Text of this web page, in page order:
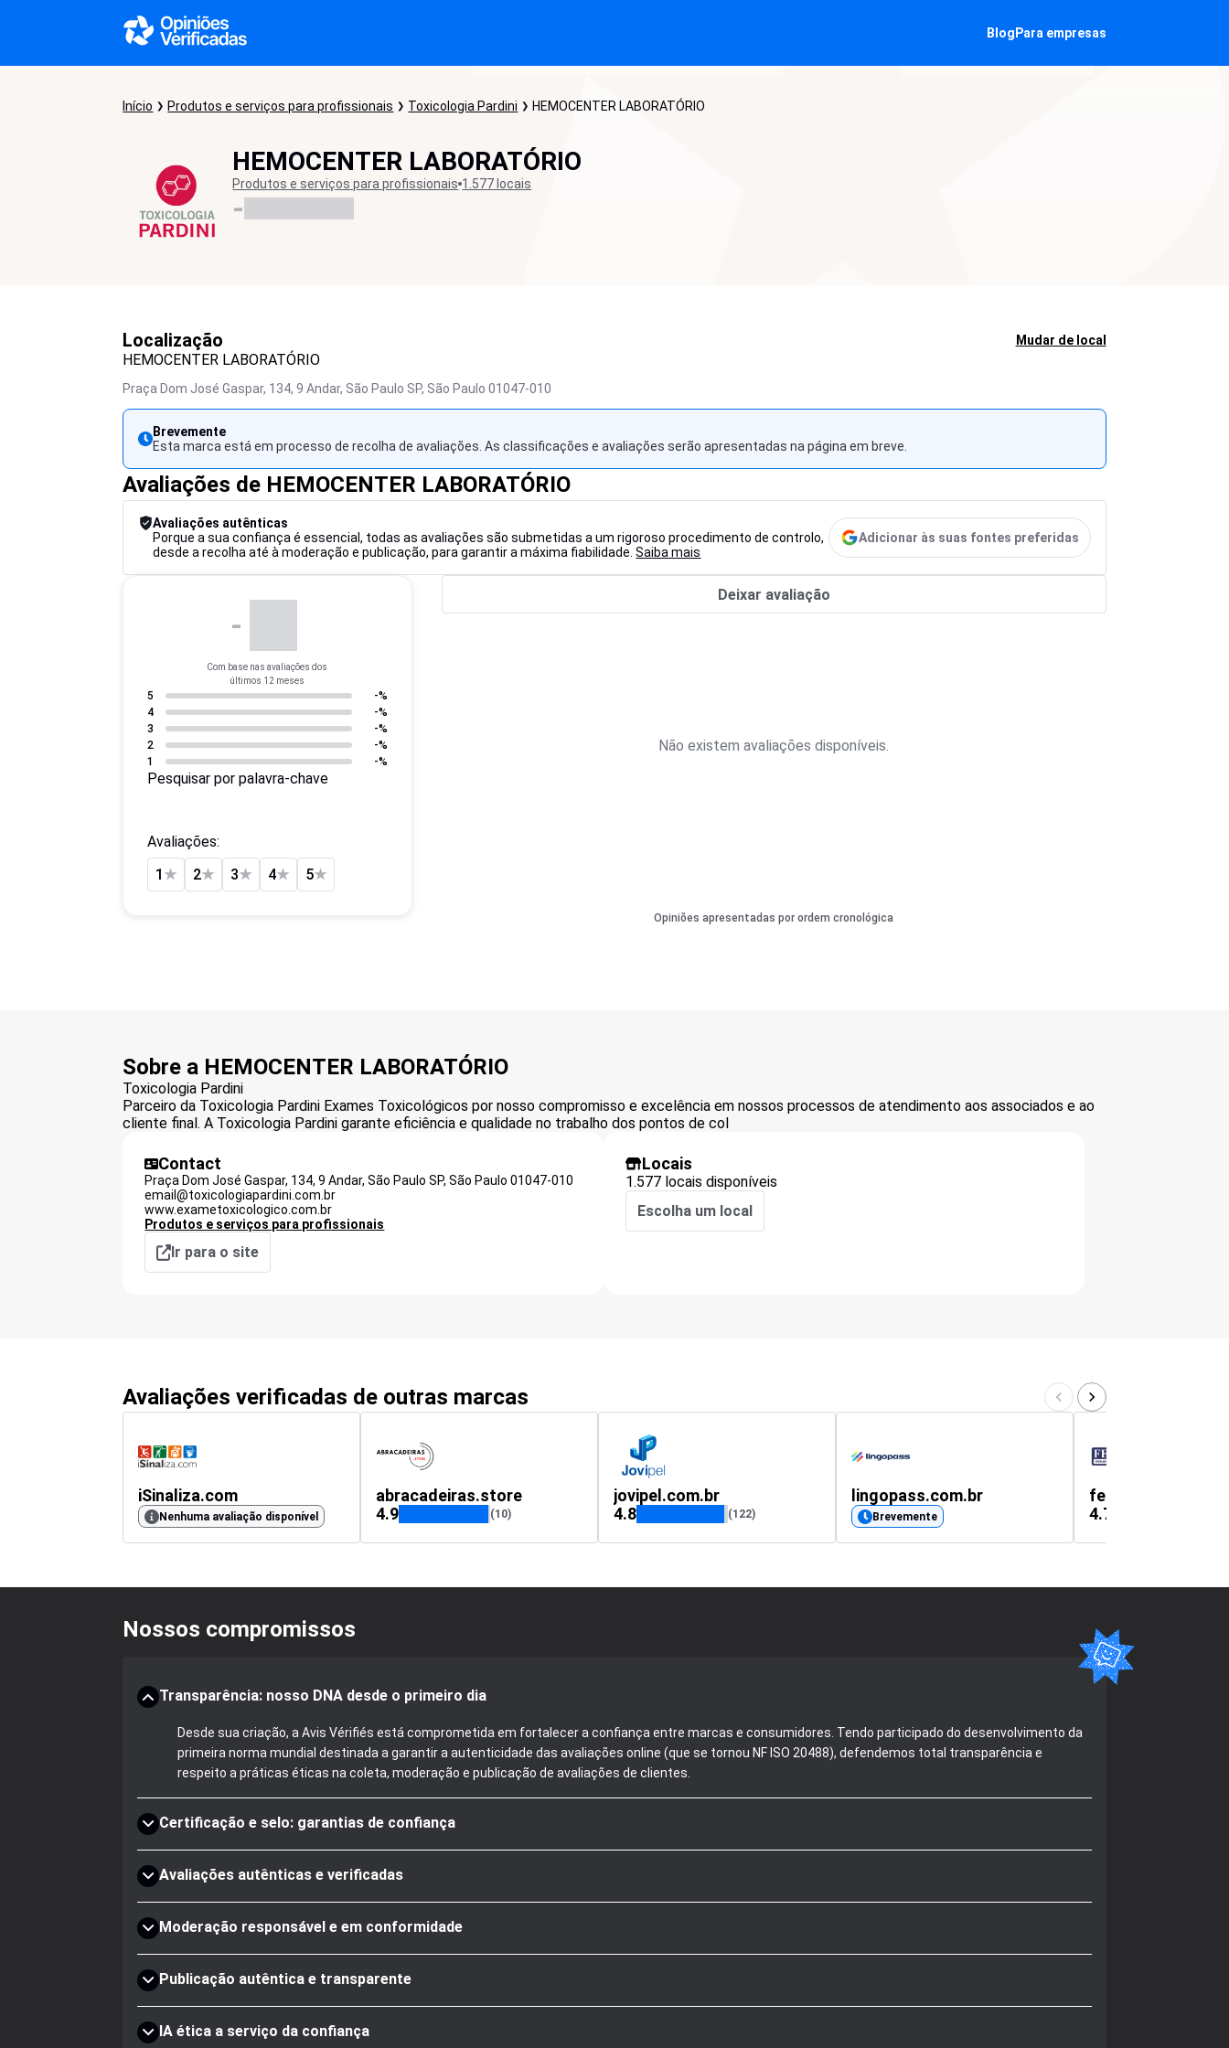
Blog Para empresas
Início Produtos e serviços para profissionais Toxicologia Pardini HEMOCENTER LABORATÓRIO
HEMOCENTER LABORATÓRIO
Produtos e serviços para profissionais 1.577 locais
-
Localização Mudar de local
HEMOCENTER LABORATÓRIO
Praça Dom José Gaspar, 134, 9 Andar, São Paulo SP, São Paulo 01047-010
Brevemente
Esta marca está em processo de recolha de avaliações. As classificações e avaliações serão apresentadas na página em breve.
Avaliações de HEMOCENTER LABORATÓRIO
Avaliações autênticas
Porque a sua confiança é essencial, todas as avaliações são submetidas a um rigoroso procedimento de controlo,
desde a recolha até à moderação e publicação, para garantir a máxima fiabilidade.Saiba mais
Adicionar às suas fontes preferidas
-
Com base nas avaliações dos
últimos 12 meses
5
-%
4
-%
3
-%
2
-%
1
-%
Pesquisar por palavra-chave
Avaliações:
1 ★ 2★ 3★ 4★ 5★
Deixar avaliação
Não existem avaliações disponíveis.
Opiniões apresentadas por ordem cronológica
Sobre a HEMOCENTER LABORATÓRIO
Toxicologia Pardini
Parceiro da Toxicologia Pardini Exames Toxicológicos por nosso compromisso e excelência em nossos processos de atendimento aos associados e ao
cliente final. A Toxicologia Pardini garante eficiência e qualidade no trabalho dos pontos de col
Contact
Praça Dom José Gaspar, 134, 9 Andar, São Paulo SP, São Paulo 01047-010
email@toxicologiapardini.com.br
www.exametoxicologico.com.br
Produtos e serviços para profissionais
Ir para o site
Locais
1.577 locais disponíveis
Escolha um local
Avaliações verificadas de outras marcas
iSinaliza.com
Nenhuma avaliação disponível
abracadeiras.store
4.9
(10)
jovipel.com.br
4.8
(122)
lingopass.com.br
Brevemente
ferpam.com.br
4.7
Nossos compromissos
Transparência: nosso DNA desde o primeiro dia
Desde sua criação, a Avis Vérifiés está comprometida em fortalecer a confiança entre marcas e consumidores. Tendo participado do desenvolvimento da
primeira norma mundial destinada a garantir a autenticidade das avaliações online (que se tornou NF ISO 20488), defendemos total transparência e
respeito a práticas éticas na coleta, moderação e publicação de avaliações de clientes.
Certificação e selo: garantias de confiança
Avaliações autênticas e verificadas
Moderação responsável e em conformidade
Publicação autêntica e transparente
IA ética a serviço da confiança